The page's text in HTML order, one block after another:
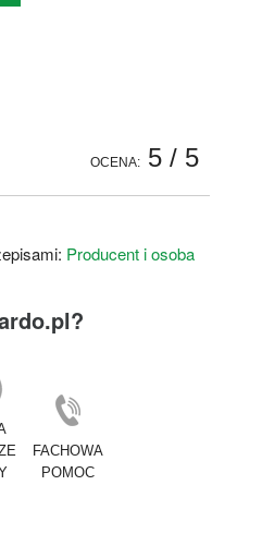
OCENA: 5/ 5
Producent i osoba
FACHOWA
POMOC